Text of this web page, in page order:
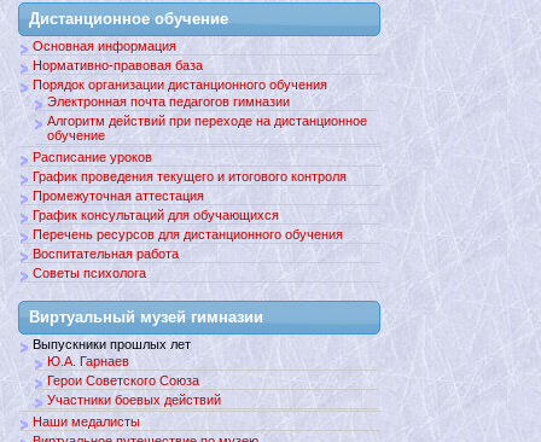
Дистанционное обучение
Основная информация
Нормативно-правовая база
Порядок организации дистанционного обучения
Электронная почта педагогов гимназии
Алгоритм действий при переходе на дистанционное
обучение
Расписание уроков
График проведения текущего и итогового контроля
Промежуточная аттестация
График консультаций для обучающихся
Перечень ресурсов для дистанционного обучения
Воспитательная работа
Советы психолога
Виртуальный музей гимназии
Выпускники прошлых лет
Ю.А. Гарнаев
Герои Советского Союза
Участники боевых действий
Наши медалисты